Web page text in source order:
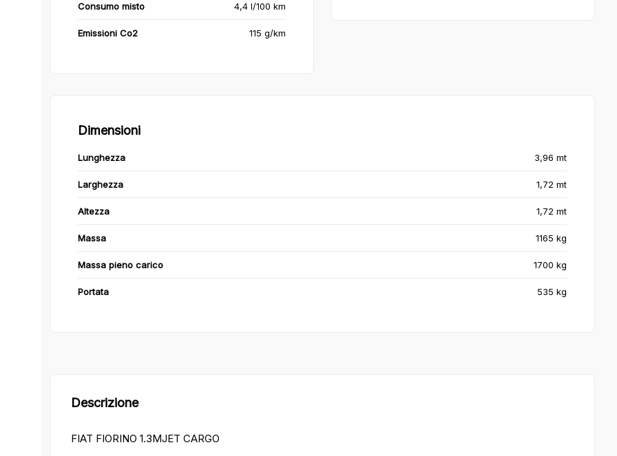
Consumo misto 4,4 l/100 km
Emissioni Co2 115 g/km
Dimensioni
Lunghezza 3,96 mt
Larghezza 1,72 mt
Altezza 1,72 mt
Massa 1165 kg
Massa pieno carico 1700 kg
Portata 535 kg
Descrizione
FIAT FIORINO 1.3MJET CARGO